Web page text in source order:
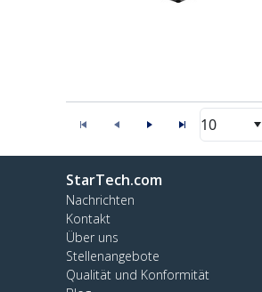
10
StarTech.com
Nachrichten
Kontakt
Über uns
Stellenangebote
Qualität und Konformität